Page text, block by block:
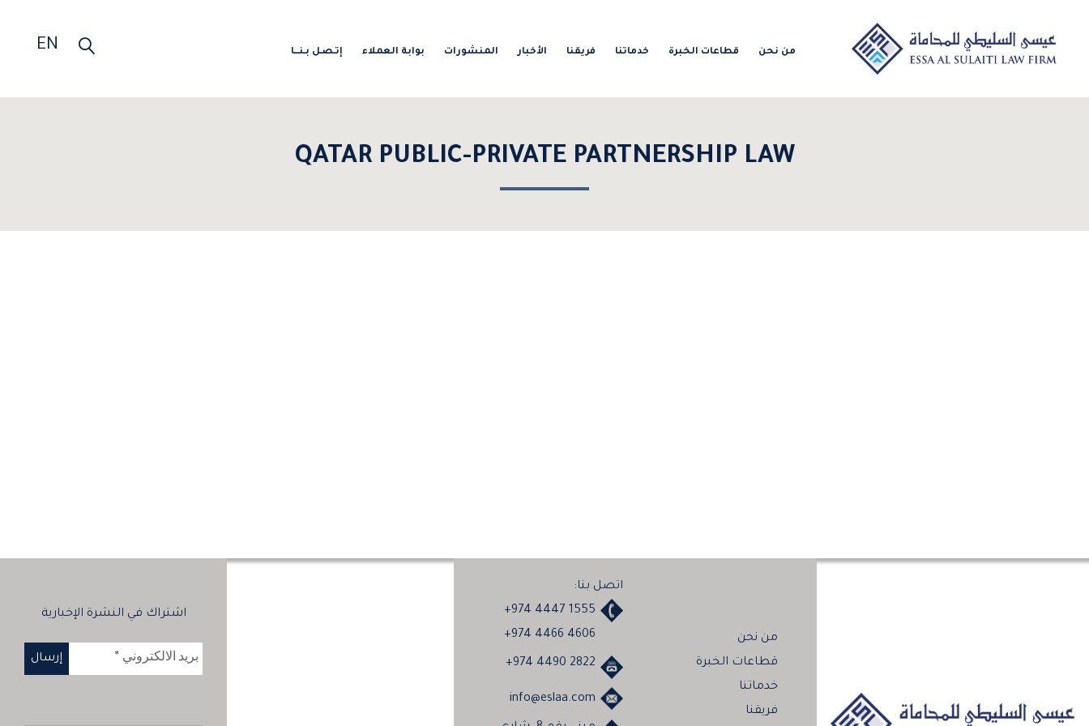
من نحن قطاعات الخبرة خدماتنا فريقنا الأخبار المنشورات بوابة العملاء إتـصـل بـنـــا EN
QATAR PUBLIC-PRIVATE PARTNERSHIP LAW
من نحن
قطاعات الخبرة
خدماتنا
فريقنا
اتصل بنا:
+974 4447 1555
+974 4466 4606
+974 4490 2822
info@eslaa.com
اشتراك في النشرة الإخبارية